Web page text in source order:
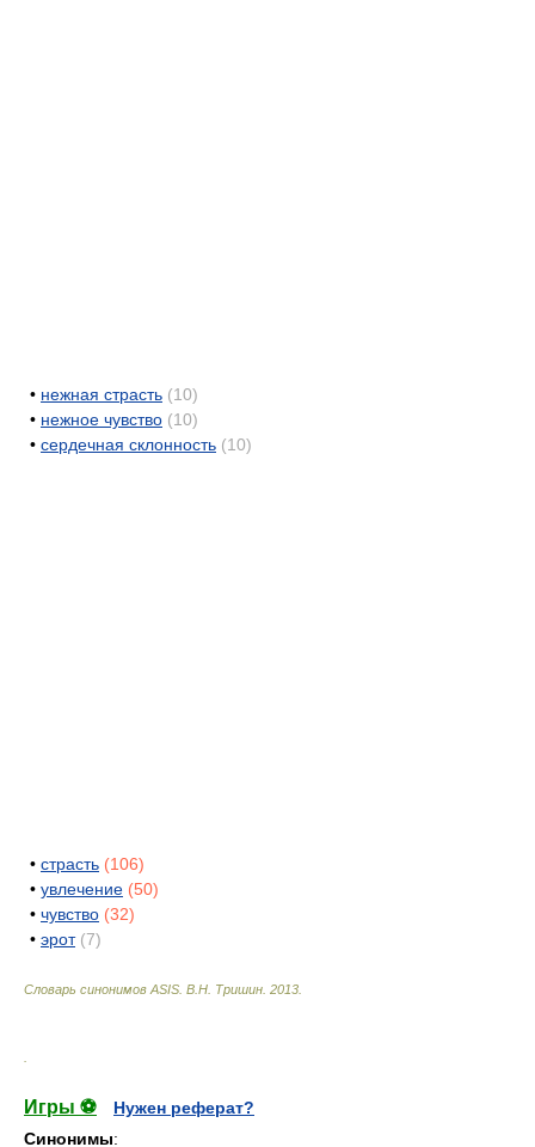
• нежная страсть (10)
• нежное чувство (10)
• сердечная склонность (10)
• страсть (106)
• увлечение (50)
• чувство (32)
• эрот (7)
Словарь синонимов ASIS. В.Н. Тришин 2013
Игры ⚽
Нужен реферат?
Синонимы: